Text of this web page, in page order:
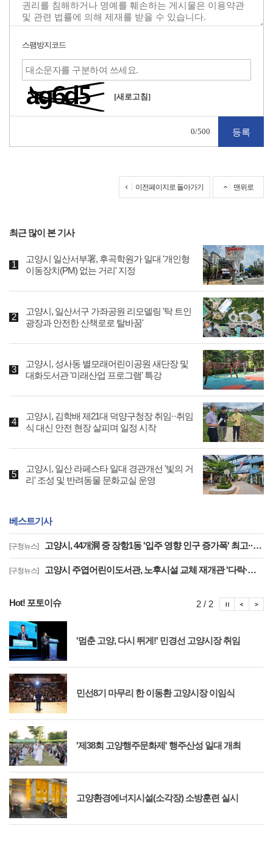
스팸방지코드
[새로고침]
0/500
이전페이지로 돌아가기 맨위로
최근 많이 본 기사
고양시 일산서부署, 후곡학원가 일대 '개인형
이동장치(PM) 없는 거리' 지정
고양시, 일산서구 가좌공원 리모델링 '탁 트인
광장과 안전한 산책로로 탈바꿈'
고양시, 성사동 별모래어린이공원 새단장 및
대화도서관 '미래산업 프로그램' 특강
고양시, 김학배 제21대 덕양구청장 취임··취임
식 대신 안전 현장 살피며 일정 시작
고양시, 일산 라페스타 일대 경관개선 '빛의 거
리' 조성 및 반려동물 문화교실 운영
베스트기사
[구청뉴스] 고양시, 44개洞 중 장항1동 '입주 영향 인구 증가폭' 최고··풍산동도 증가세 지속
[구청뉴스] 고양시 주엽어린이도서관, 노후시설 교체 재개관 '다락·아기 독서공간 등 조성'
Hot! 포토이슈
'멈춘 고양, 다시 뛰게!' 민경선 고양시장 취임
민선8기 마무리 한 이동환 고양시장 이임식
'제38회 고양행주문화제' 행주산성 일대 개최
고양환경에너지시설(소각장) 소방훈련 실시
2 / 2 포
포토이